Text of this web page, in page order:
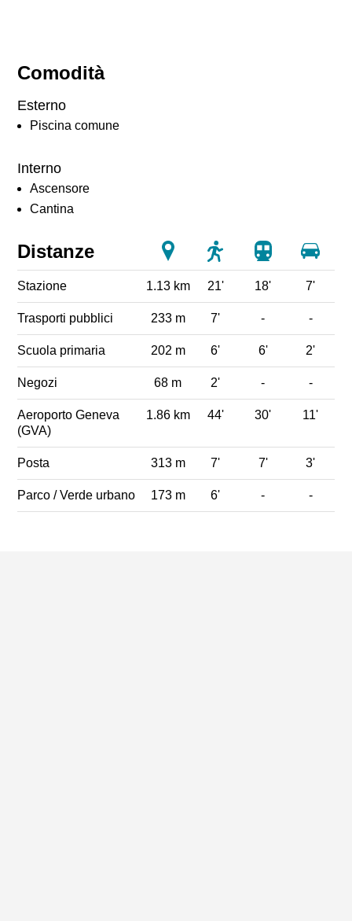
Comodità
Esterno
Piscina comune
Interno
Ascensore
Cantina
Distanze
Stazione 1.13 km 21' 18' 7'
Trasporti pubblici 233 m 7' - -
Scuola primaria 202 m 6' 6' 2'
Negozi 68 m 2' - -
Aeroporto Geneva
(GVA)
1.86 km 44' 30' 11'
Posta 313 m 7' 7' 3'
Parco / Verde urbano 173 m 6' - -